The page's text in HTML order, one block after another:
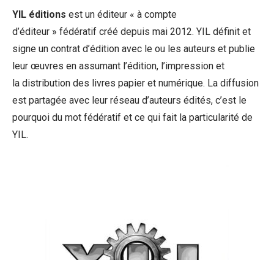
YIL éditions est un éditeur « à compte
d’éditeur » fédératif créé depuis mai 2012. YIL définit et
signe un contrat d’édition avec le ou les auteurs et publie
leur œuvres en assumant l’édition, l’impression et
la distribution des livres papier et numérique. La diffusion
est partagée avec leur réseau d’auteurs édités, c’est le
pourquoi du mot fédératif et ce qui fait la particularité de
YIL.